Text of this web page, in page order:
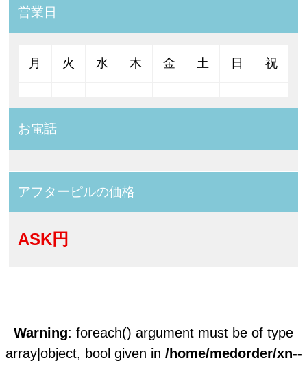
営業日
月 火 水 木 金 土 日 祝
お電話
アフターピルの価格
ASK円
Warning: foreach() argument must be of type
array|object, bool given in /home/medorder/xn--